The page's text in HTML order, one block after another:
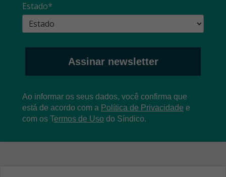
Estado*
Assinar newsletter
Ao informar os seus dados, você confirma que
está de acordo com a Política de Privacidade e
com os Termos de Uso do Síndico.